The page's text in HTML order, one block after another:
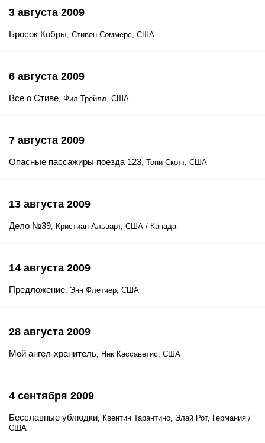
3 августа 2009
Бросок Кобры, Стивен Соммерс, США
6 августа 2009
Все о Стиве, Фил Трейлл, США
7 августа 2009
Опасные пассажиры поезда 123, Тони Скотт, США
13 августа 2009
Дело №39, Кристиан Альварт, США / Канада
14 августа 2009
Предложение, Энн Флетчер, США
28 августа 2009
Мой ангел-хранитель, Ник Кассаветис, США
4 сентября 2009
Бесславные ублюдки, Квентин Тарантино, Элай Рот, Германия /
США